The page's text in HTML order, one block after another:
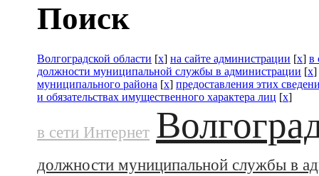
Поиск
Волгоградской области [x] на сайте администрации [x] в
должности муниципальной службы в администрации [x]
муниципального района [x] предоставления этих
и обязательствах имущественного характера лиц [x]
в сети Интернет
должности муниципальной службы в